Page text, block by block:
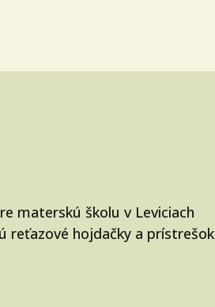
materskú školu v Leviciach
reťazové hojdačky a prístrešok